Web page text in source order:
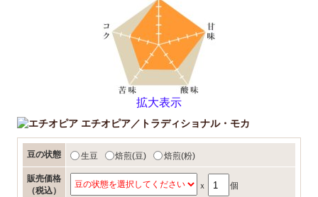
拡大表示
エチオピア／トラディショナル・モカ
豆の状態 生豆 焙煎(豆) 焙煎(粉)
販売価格
（税込）
ｘ 個